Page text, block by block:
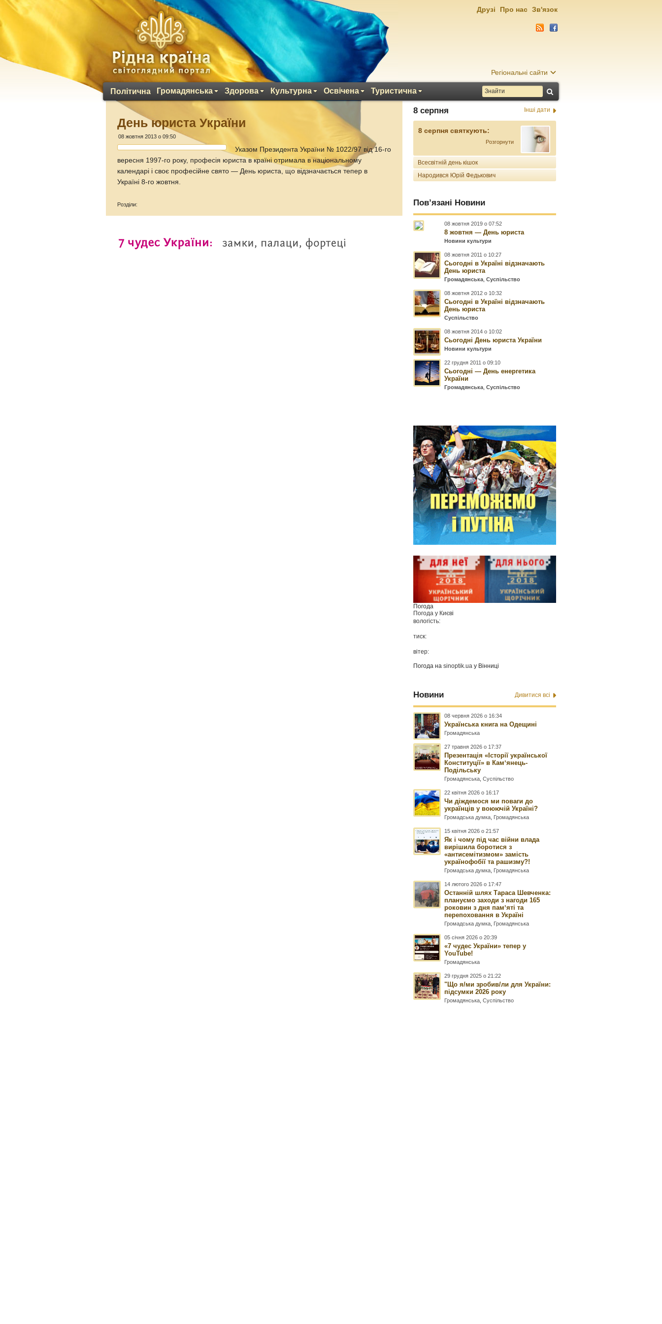
Регіональні сайти
Політична Громадянська Здорова Культурна Освічена Туристична
Друзі Про нас Зв'язок
День юриста України
08 жовтня 2013 о 09:50
Указом Президента України № 1022/97 від 16-го
вересня 1997-го року, професія юриста в країні отримала в національному
календарі і своє професійне свято — День юриста, що відзначається тепер в
Україні 8-го жовтня.
Розділи:
8 серпня Інші дати
8 серпня святкують:
Розгорнути
Всесвітній день кішок
Народився Юрій Федькович
Пов’язані Новини
08 жовтня 2019 о 07:52
8 жовтня — День юриста
Новини культури
08 жовтня 2011 о 10:27
Сьогодні в Україні відзначають
День юриста
Громадянська ,Суспільство
08 жовтня 2012 о 10:32
Сьогодні в Україні відзначають
День юриста
Суспільство
08 жовтня 2014 о 10:02
Сьогодні День юриста України
Новини культури
22 грудня 2011 о 09:10
Сьогодні — День енергетика
України
Громадянська ,Суспільство
Погода
Погода у Києві
вологість:
тиск:
вітер:
Погода наsinoptik.ua у Вінниці
Новини Дивитися всі
08 червня 2026 о 16:34
Українська книга на Одещині
Громадянська
27 травня 2026 о 17:37
Презентація «Історії української
Конституції» в Камʼянець-
Подільську
Громадянська ,Суспільство
22 квітня 2026 о 16:17
Чи діждемося ми поваги до
українців у воюючій Україні?
Громадська думка Громадянська
15 квітня 2026 о 21:57
Як і чому під час війни влада
вирішила боротися з
«антисемітизмом» замість
українофобії та рашизму?!
Громадська думка Громадянська
14 лютого 2026 о 17:47
Останній шлях Тараса Шевченка:
плануємо заходи з нагоди 165
роковин з дня памʼяті та
перепоховання в Україні
Громадська думка Громадянська
05 січня 2026 о 20:39
«7 чудес України» тепер у
YouTube!
Громадянська
29 грудня 2025 о 21:22
"Що я/ми зробив/ли для України:
підсумки 2026 року
Громадянська ,Суспільство